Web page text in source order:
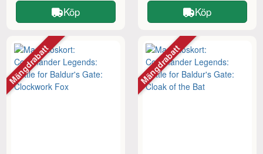
Köp Köp
Mängdrabatt Mängdrabatt